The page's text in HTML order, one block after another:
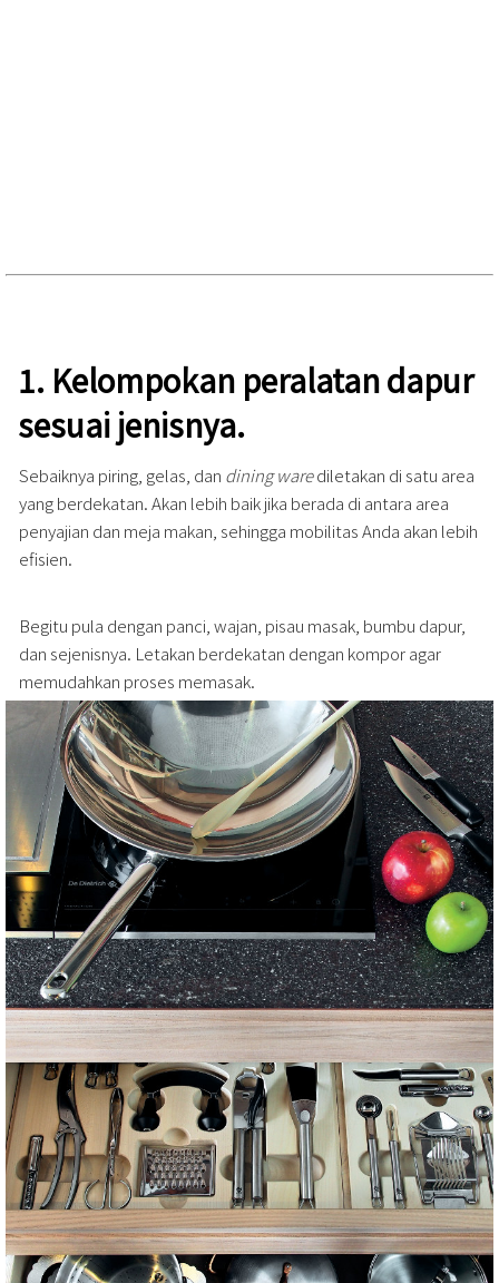
1.Kelompokan peralatan dapur
sesuai jenisnya.
Sebaiknya piring, gelas, dan dining warediletakan di satu area
yang berdekatan. Akan lebih baik jika berada di antara area
penyajian dan meja makan, sehingga mobilitas Anda akan lebih
efisien.
Begitu pula dengan panci, wajan, pisau masak, bumbu dapur,
dan sejenisnya. Letakan berdekatan dengan kompor agar
memudahkan proses memasak.